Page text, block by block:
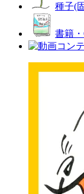
種子(
書籍